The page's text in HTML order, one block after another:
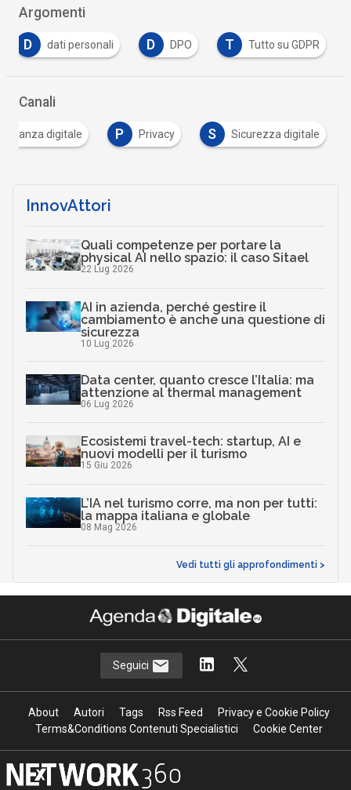
Argomenti
D dati personali D DPO T Tutto su GDPR
Canali
digitale P Privacy S Sicurezza digitale
InnovAttori
Quali competenze per portare la
physical AI nello spazio: il caso Sitael
22 Lug 2026
AI in azienda, perché gestire il
cambiamento è anche una questione di
sicurezza
10 Lug 2026
Data center, quanto cresce l’Italia: ma
attenzione al thermal management
06 Lug 2026
Ecosistemi travel-tech: startup, AI e
nuovi modelli per il turismo
15 Giu 2026
L’IA nel turismo corre, ma non per tutti:
la mappa italiana e globale
08 Mag 2026
Vedi tutti gli approfondimenti >
Seguici
About Autori Tags Rss Feed
Privacy e Cookie Policy
Terms&Conditions Contenuti Specialistici
Cookie Center